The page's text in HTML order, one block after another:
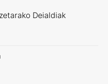
Deialdiak